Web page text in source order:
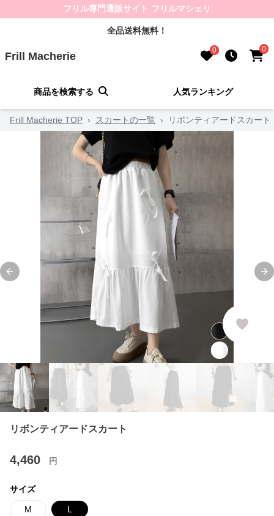
フリル専門通販サイト フリルマシェリ
全品送料無料！
Frill Macherie 0 0
商品を検索する 人気ランキング
Frill Macherie TOP › スカートの一覧 › リボンティアードスカート
Previous slide
リボンティアードスカート
4,460 円
サイズ
M L